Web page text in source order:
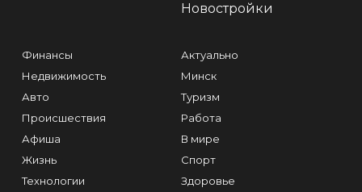
Новостройки
Финансы
Недвижимость
Авто
Происшествия
Афиша
Жизнь
Технологии
Актуально
Минск
Туризм
Работа
В мире
Спорт
Здоровье